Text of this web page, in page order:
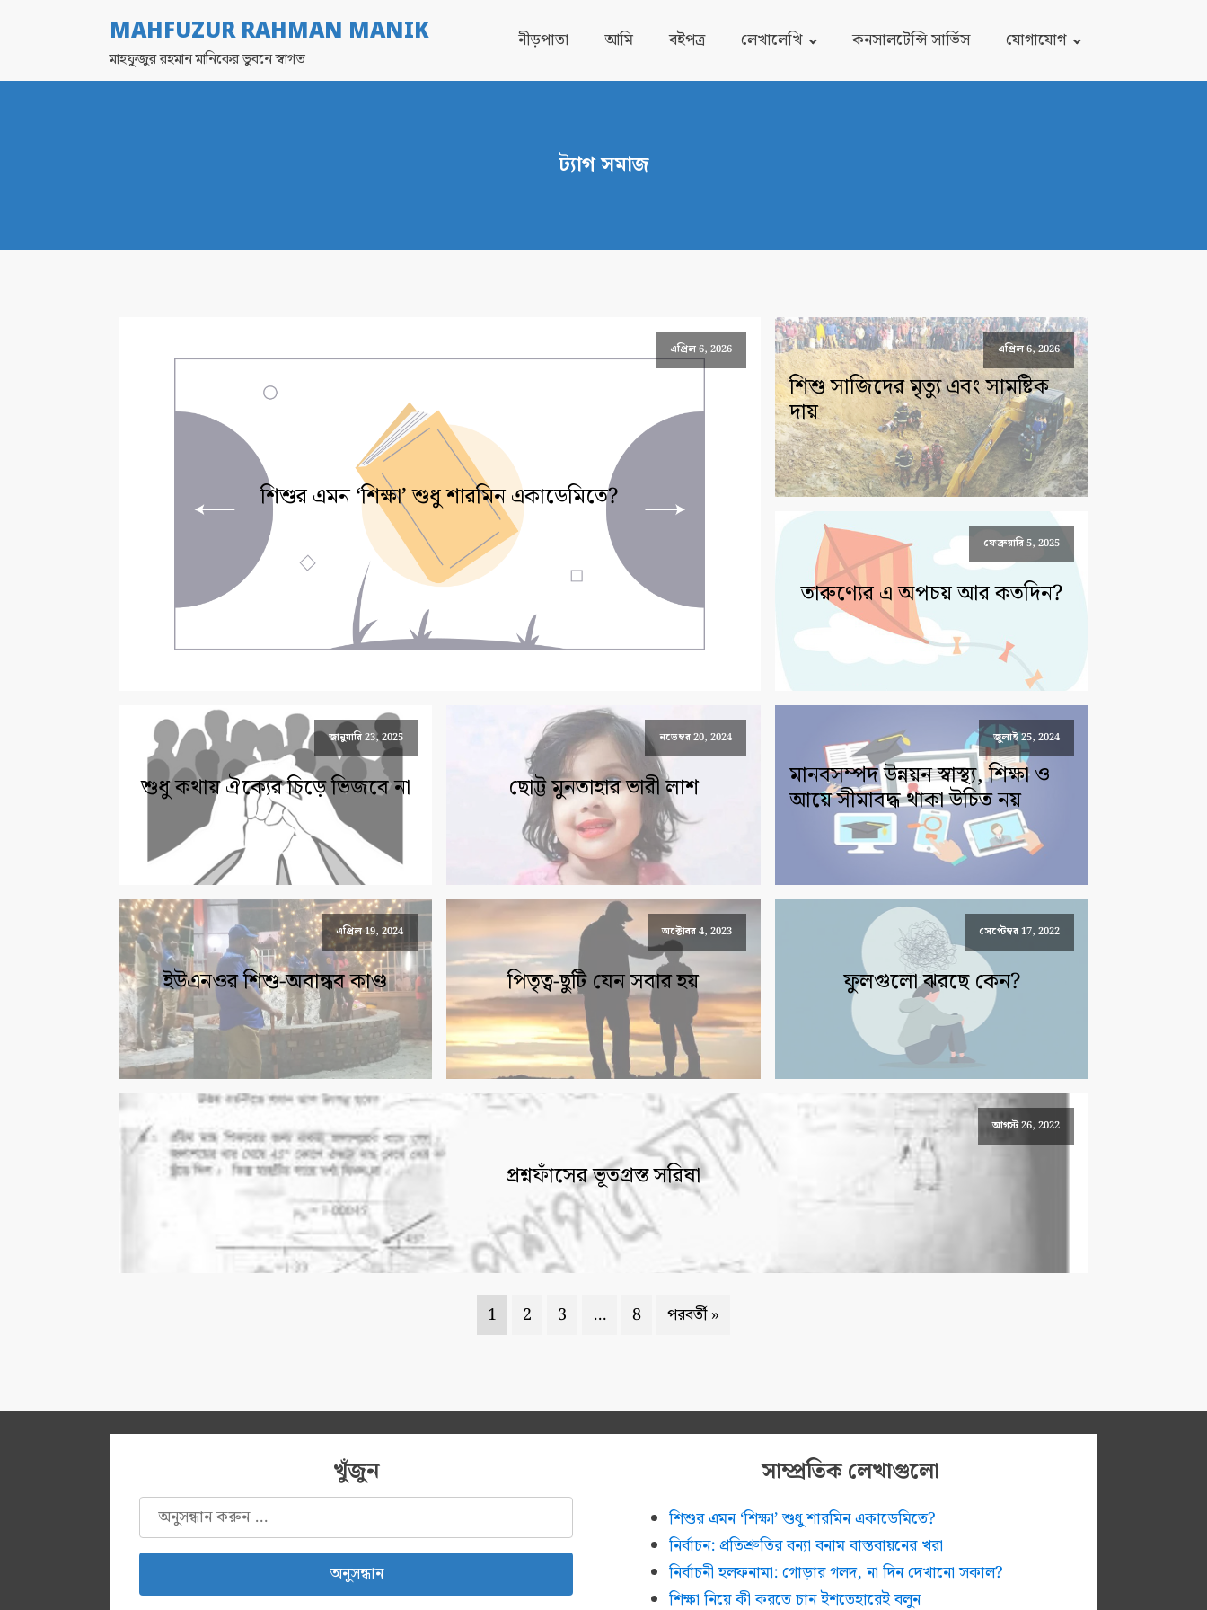
MAHFUZUR RAHMAN MANIK
মাহফুজুর রহমান মানিকের ভুবনে স্বাগত
নীড়পাতা আমি বইপত্র লেখালেখি কনসালটেন্সি সার্ভিস যোগাযোগ
ট্যাগসমাজ
এপ্রিল 6, 2026
শিশুর এমন ‘শিক্ষা’ শুধু শারমিন একাডেমিতে?
এপ্রিল 6, 2026
শিশু সাজিদের মৃত্যু এবং সামষ্টিক
দায়
ফেব্রুয়ারি 5, 2025
তারুণ্যের এ অপচয় আর কতদিন?
জানুয়ারি 23, 2025
শুধু কথায় ঐক্যের চিড়ে ভিজবে না
নভেম্বর 20, 2024
ছোট্ট মুনতাহার ভারী লাশ
জুলাই 25, 2024
মানবসম্পদ উন্নয়ন স্বাস্থ্য, শিক্ষা ও
আয়ে সীমাবদ্ধ থাকা উচিত নয়
এপ্রিল 19, 2024
ইউএনওর শিশু-অবান্ধব কাণ্ড
অক্টোবর 4, 2023
পিতৃত্ব-ছুটি যেন সবার হয়
সেপ্টেম্বর 17, 2022
ফুলগুলো ঝরছে কেন?
আগস্ট 26, 2022
প্রশ্নফাঁসের ভূতগ্রস্ত সরিষা
1 2 3 … 8 পরবর্তী »
খুঁজুন
অনুসন্ধানঃ
সাম্প্রতিক লেখাগুলো
শিশুর এমন ‘শিক্ষা’ শুধু শারমিন একাডেমিতে?
নির্বাচন: প্রতিশ্রুতির বন্যা বনাম বাস্তবায়নের খরা
নির্বাচনী হলফনামা: গোড়ার গলদ, না দিন দেখানো সকাল?
শিক্ষা নিয়ে কী করতে চান ইশতেহারেই বলুন